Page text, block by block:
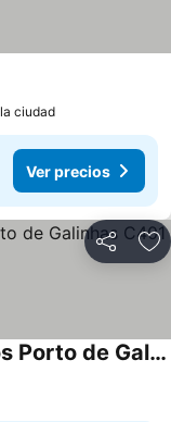
ciudad
Ver precios
Compartir
Flat 2 quartos Resort Marulhos Porto de Galinhas C401